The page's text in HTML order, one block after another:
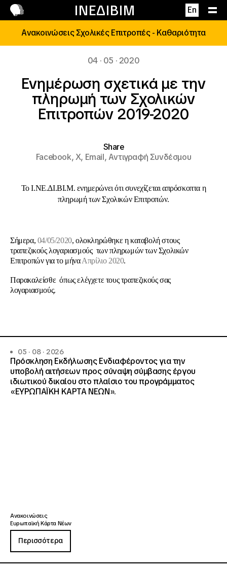
ΙΝΕΔΙΒΙΜ En
Επικοινωνία
Ανακοινώσεις Σχολικές Επιτροπές - Καθαριότητα
04 · 05 · 2020
Ενημέρωση σχετικά με την
πληρωμή των Σχολικών
Επιτροπών 2019-2020
Share
Facebook,X, Email,Αντιγραφή Συνδέσμου
Το Ι.ΝΕ.ΔΙ.ΒΙ.Μ. ενημερώνει ότι συνεχίζεται απρόσκοπτα η
πληρωμή των Σχολικών Επιτροπών.
Σήμερα, 04/05/2020, ολοκληρώθηκε η καταβολή στους
τραπεζικούς λογαριασμούς των πληρωμών των Σχολικών
Επιτροπών για το μήναΑπρίλιο 2020.
Παρακαλείσθε όπως ελέγχετε τους τραπεζικούς σας
λογαριασμούς.
05 · 08 · 2026
Πρόσκληση Εκδήλωσης Ενδιαφέροντος για την
υποβολή αιτήσεων προς σύναψη σύμβασης έργου
ιδιωτικού δικαίου στο πλαίσιο του προγράμματος
«ΕΥΡΩΠΑΪΚΗ ΚΑΡΤΑ ΝΕΩΝ».
Ανακοινώσεις
Ευρωπαϊκή Κάρτα Νέων
Περισσότερα